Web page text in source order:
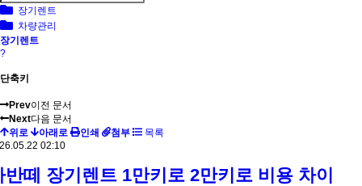
장기렌트
차량관리
장기렌트
?
단축키
Prev이전 문서
Next다음 문서
위로
아래로 인쇄 첨부
목록
02:10
반떼 장기렌트 1만키로 2만키로 비용 차이